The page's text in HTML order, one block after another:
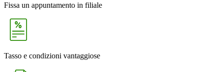
Fissa un appuntamento in filiale
Tasso e condizioni vantaggiose